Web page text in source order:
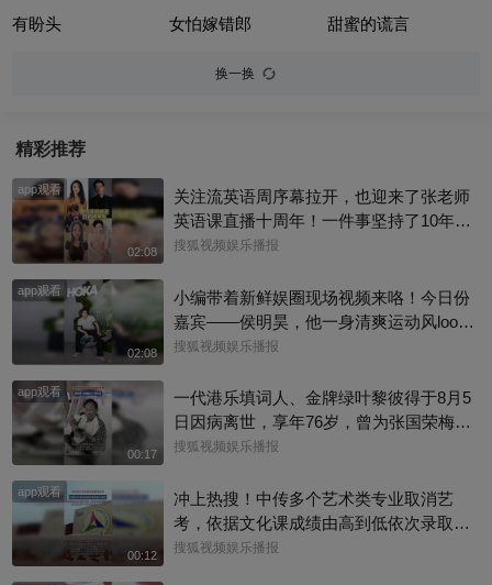
有盼头 女怕嫁错郎 甜蜜的谎言
换一换
精彩推荐
app观看
02:08
关注流英语周序幕拉开，也迎来了张老师
英语课直播十周年！一件事坚持了10年真
的太酷了，大家有没有跟着张老师的课
实也藏着不少口语大神，他们一开口就对
味儿了，飙英文的片段甚至堪比口语范
本。今天咱们盘点英文输出质感拉满的艺
编一起来感受下什么叫开口即高级吧！@
张朝阳 @张朝阳的英语课 @麦小麦 @搜
狐先知道 @千里眼小当家 @高速公鹿 @
阿畅酷酷的 @小丰本丰 @小申小申 @刘
一杯 @Jen的很AI @一张大脸 @团子摘星
星 @元气小梨 @三三及里 @小纪炖蘑菇
@吃喝玩乐找阿眉 @周沫Momo @小K财
搜狐视频娱乐播报
app观看
02:08
小编带着新鲜娱圈现场视频来咯！今日份
嘉宾——侯明昊，他一身清爽运动风look
现身上海新天地，活力满满，活动上，小
版视频吧！
搜狐视频娱乐播报
app观看
00:17
一代港乐填词人、金牌绿叶黎彼得于8月5
日因病离世，享年76岁，曾为张国荣梅艳
芳歌曲填词，也曾参演《逃学威龙》《鹿
填词到幕前演戏，他把自己活成了香港流
行文化的一个符号。一路走好！
搜狐视频娱乐播报
app观看
00:12
冲上热搜！中传多个艺术类专业取消艺
考，依据文化课成绩由高到低依次录取，
校方工作人员回复称：并不是取消艺考，
搜狐视频娱乐播报